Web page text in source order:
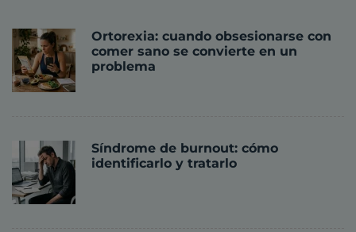
Ortorexia: cuando obsesionarse con
comer sano se convierte en un
problema
Síndrome de burnout: cómo
identificarlo y tratarlo